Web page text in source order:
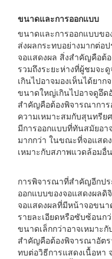
ขนาดและการออกแบบ
ขนาดและการออกแบบข
ส่งผลกระทบอย่างมากต่อ
จอแสดงผล สิ่งสำคัญคือต้
รวมถึงระยะห่างที่ผู้ชมจะ
เกินไปอาจมองเห็นได้ยา
ขนาดใหญ่เกินไปอาจดูอึด
สำคัญคือต้องพิจารณากา
ความเหมาะสมกับสุนทรีย
มีการออกแบบที่ทันสมัยอา
มากกว่า ในขณะที่จอแสด
เหมาะกับสภาพแวดล้อมอื่
การพิจารณาที่สำคัญอีกปร
ออกแบบของจอแสดงผลดิ
จอแสดงผลที่มีหน้าจอขนา
รายละเอียดหรือซับซ้อน
ขนาดเล็กกว่าอาจเหมาะกั
สำคัญคือต้องพิจารณาอัต
ทบต่อวิธีการแสดงเนื้อหา